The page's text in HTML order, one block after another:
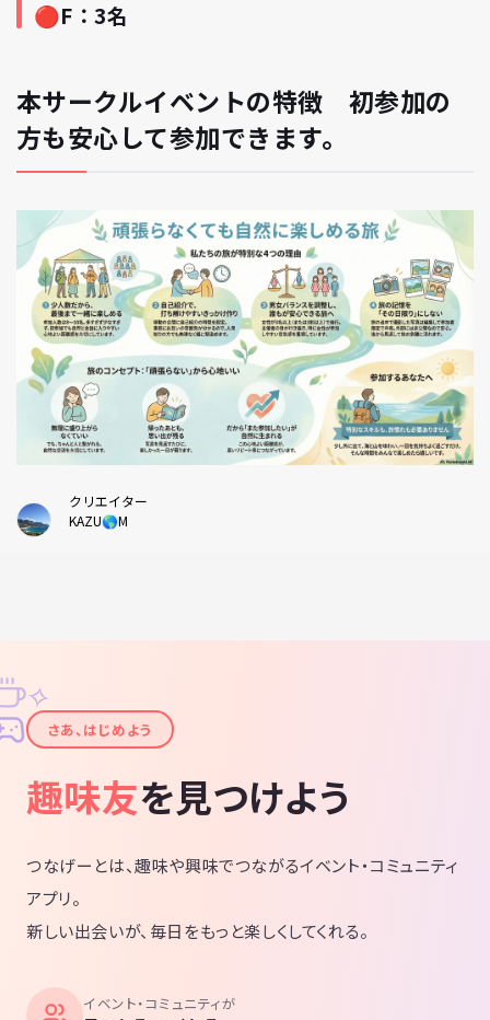
🔴F：3名
本サークルイベントの特徴 初参加の
方も安心して参加できます。
クリエイター
KAZU🌎M
✦
✧
さあ、はじめよう
趣味友を見つけよう
つなげーとは、趣味や興味でつながるイベント・コミュニティ
アプリ。
新しい出会いが、毎日をもっと楽しくしてくれる。
イベント・コミュニティが